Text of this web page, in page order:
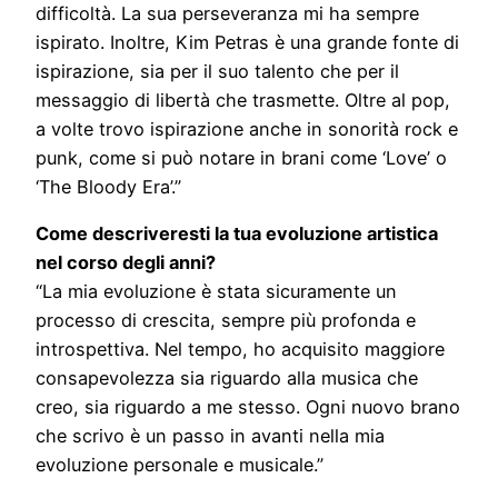
difficoltà. La sua perseveranza mi ha sempre
ispirato. Inoltre, Kim Petras è una grande fonte di
ispirazione, sia per il suo talento che per il
messaggio di libertà che trasmette. Oltre al pop,
a volte trovo ispirazione anche in sonorità rock e
punk, come si può notare in brani come ‘Love’ o
‘The Bloody Era’.”
Come descriveresti la tua evoluzione artistica
nel corso degli anni?
“La mia evoluzione è stata sicuramente un
processo di crescita, sempre più profonda e
introspettiva. Nel tempo, ho acquisito maggiore
consapevolezza sia riguardo alla musica che
creo, sia riguardo a me stesso. Ogni nuovo brano
che scrivo è un passo in avanti nella mia
evoluzione personale e musicale.”